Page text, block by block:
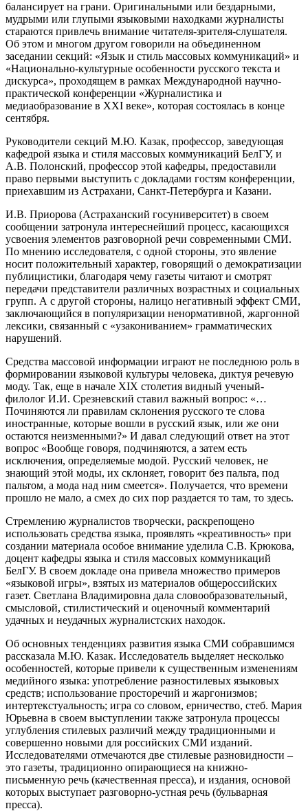
балансирует на грани. Оригинальными или бездарными,
мудрыми или глупыми языковыми находками журналисты
стараются привлечь внимание читателя-зрителя-слушателя.
Об этом и многом другом говорили на объединенном
заседании секций: «Язык и стиль массовых коммуникаций» и
«Национально-культурные особенности русского текста и
дискурса», проходящем в рамках Международной научно-
практической конференции «Журналистика и
медиаобразование в XXI веке», которая состоялась в конце
сентября.
Руководители секций М.Ю. Казак, профессор, заведующая
кафедрой языка и стиля массовых коммуникаций БелГУ, и
А.В. Полонский, профессор этой кафедры, предоставили
право первыми выступить с докладами гостям конференции,
приехавшим из Астрахани, Санкт-Петербурга и Казани.
И.В. Приорова (Астраханский госуниверситет) в своем
сообщении затронула интереснейший процесс, касающихся
усвоения элементов разговорной речи современными СМИ.
По мнению исследователя, с одной стороны, это явление
носит положительный характер, говорящий о демократизации
публицистики, благодаря чему газеты читают и смотрят
передачи представители различных возрастных и социальных
групп. А с другой стороны, налицо негативный эффект СМИ,
заключающийся в популяризации ненормативной, жаргонной
лексики, связанный с «узакониванием» грамматических
нарушений.
Средства массовой информации играют не последнюю роль в
формировании языковой культуры человека, диктуя речевую
моду. Так, еще в начале XIX столетия видный ученый-
филолог И.И. Срезневский ставил важный вопрос: «…
Починяются ли правилам склонения русского те слова
иностранные, которые вошли в русский язык, или же они
остаются неизменными?» И давал следующий ответ на этот
вопрос «Вообще говоря, подчиняются, а затем есть
исключения, определяемые модой. Русский человек, не
знающий этой моды, их склоняет, говорит без пальта, под
пальтом, а мода над ним смеется». Получается, что времени
прошло не мало, а смех до сих пор раздается то там, то здесь.
Стремлению журналистов творчески, раскрепощено
использовать средства языка, проявлять «креативность» при
создании материала особое внимание уделила С.В. Крюкова,
доцент кафедры языка и стиля массовых коммуникаций
БелГУ. В своем докладе она привела множество примеров
«языковой игры», взятых из материалов общероссийских
газет. Светлана Владимировна дала словообразовательный,
смысловой, стилистический и оценочный комментарий
удачных и неудачных журналистских находок.
Об основных тенденциях развития языка СМИ собравшимся
рассказала М.Ю. Казак. Исследователь выделяет несколько
особенностей, которые привели к существенным изменениям
медийного языка: употребление разностилевых языковых
средств; использование просторечий и жаргонизмов;
интертекстуальность; игра со словом, ерничество, стеб. Мария
Юрьевна в своем выступлении также затронула процессы
углубления стилевых различий между традиционными и
совершенно новыми для российских СМИ изданий.
Исследователями отмечаются две стилевые разновидности –
это газеты, традиционно опирающиеся на книжно-
письменную речь (качественная пресса), и издания, основой
которых выступает разговорно-устная речь (бульварная
пресса).